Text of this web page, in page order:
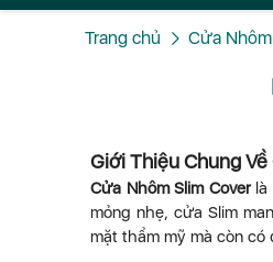
Trang chủ Cửa
Giới Thiệu Chung
Cửa Nhôm Slim Coverlà
mỏng nhẹ, cửa Slim
mặt thẩm mỹ mà còn